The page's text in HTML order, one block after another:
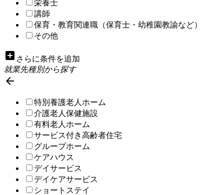
栄養士
講師
保育・教育関連職（保育士・幼稚園教諭など）
その他
add_box さらに条件を追加
就業先種別から探す

特別養護老人ホーム
介護老人保健施設
有料老人ホーム
サービス付き高齢者住宅
グループホーム
ケアハウス
デイサービス
デイケアサービス
ショートステイ